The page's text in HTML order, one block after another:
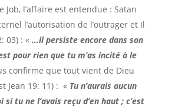
Job, l’affaire est entendue : Satan
l’autorisation de l’outrager et Il
03) : «…il persiste encore dans son
pour rien que tu m’as incité à le
confirme que tout vient de Dieu
Jean 19: 11) : « Tu n’aurais aucun
tu ne l’avais reçu d’en haut ; c’est